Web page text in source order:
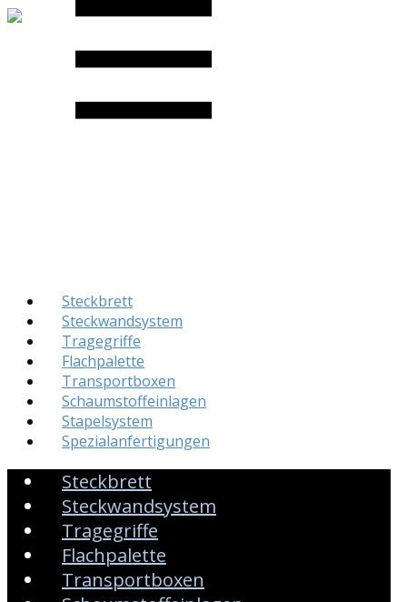
Steckbrett
Steckwandsystem
Tragegriffe
Flachpalette
Transportboxen
Schaumstoffeinlagen
Stapelsystem
Spezialanfertigungen
Steckbrett
Steckwandsystem
Tragegriffe
Flachpalette
Transportboxen